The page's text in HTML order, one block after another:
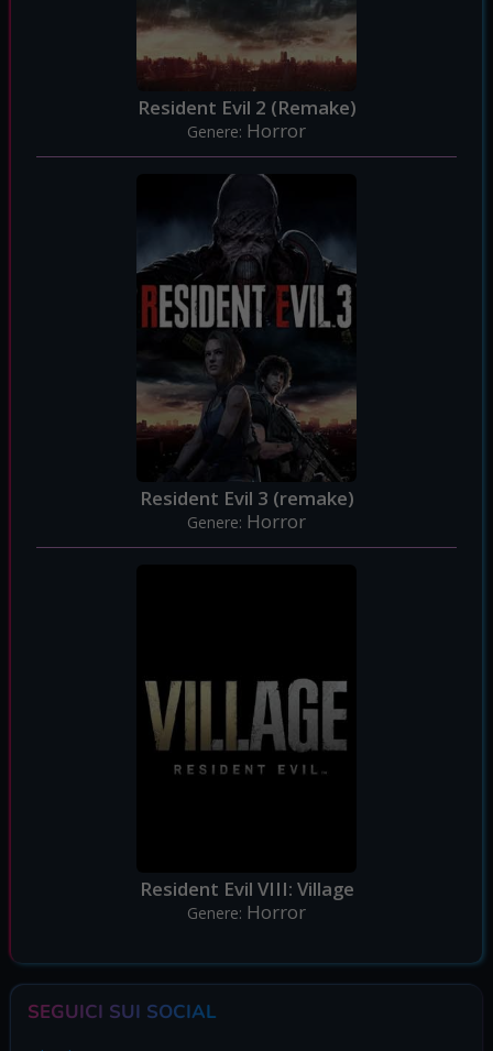
Resident Evil 2 (Remake)
Genere: Horror
Resident Evil 3 (remake)
Genere: Horror
Resident Evil VIII: Village
Genere: Horror
SEGUICI SUI SOCIAL